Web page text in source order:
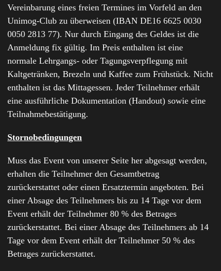
Vereinbarung eines freien Termines im Vorfeld an den
Unimog-Club zu überweisen (IBAN DE16 6625 0030
0050 2813 77). Nur durch Eingang des Geldes ist die
Anmeldung fix gültig. Im Preis enthalten ist eine
normale Lehrgangs- oder Tagungsverpflegung mit
Kaltgetränken, Brezeln und Kaffee zum Frühstück. Nicht
enthalten ist das Mittagessen. Jeder Teilnehmer erhält
eine ausführliche Dokumentation (Handout) sowie eine
Teilnahmebestätigung.
Stornobedingungen
Muss das Event von unserer Seite her abgesagt werden,
erhalten die Teilnehmer den Gesamtbetrag
zurückerstattet oder einen Ersatztermin angeboten. Bei
einer Absage des Teilnehmers bis zu 14 Tage vor dem
Event erhält der Teilnehmer 80 % des Betrages
zurückerstattet. Bei einer Absage des Teilnehmers ab 14
Tage vor dem Event erhält der Teilnehmer 50 % des
Betrages zurückerstattet.